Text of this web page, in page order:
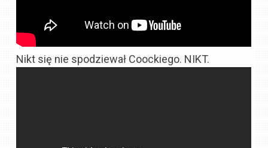
Nikt się nie spodziewał Coockiego. NIKT.